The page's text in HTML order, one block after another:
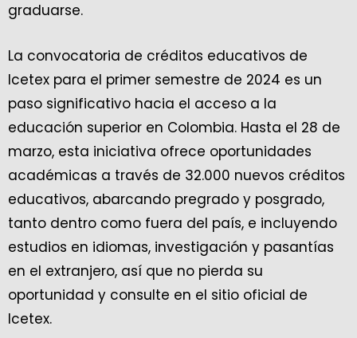
graduarse.
La convocatoria de créditos educativos de
Icetex para el primer semestre de 2024 es un
paso significativo hacia el acceso a la
educación superior en Colombia. Hasta el 28 de
marzo, esta iniciativa ofrece oportunidades
académicas a través de 32.000 nuevos créditos
educativos, abarcando pregrado y posgrado,
tanto dentro como fuera del país, e incluyendo
estudios en idiomas, investigación y pasantías
en el extranjero, así que no pierda su
oportunidad y consulte en el sitio oficial de
Icetex.